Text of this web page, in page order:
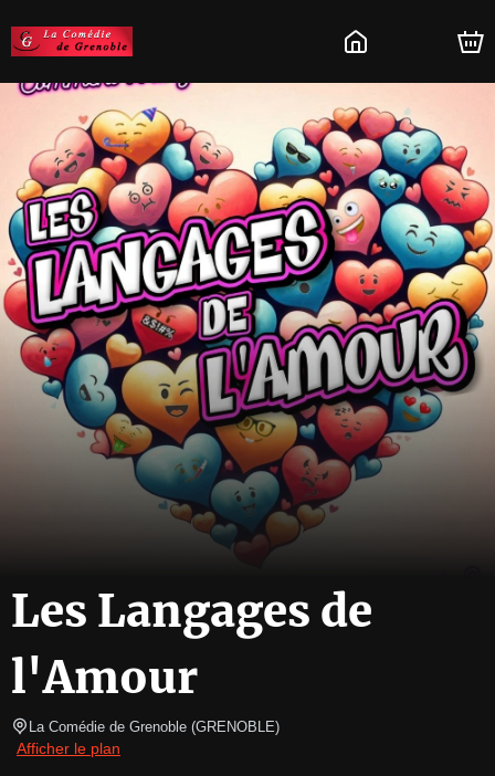
Les Langages de
l'Amour
La Comédie de Grenoble (GRENOBLE)
Afficher le plan